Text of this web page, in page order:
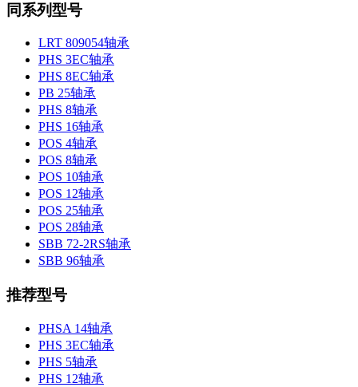
同系列型号
LRT 809054轴承
PHS 3EC轴承
PHS 8EC轴承
PB 25轴承
PHS 8轴承
PHS 16轴承
POS 4轴承
POS 8轴承
POS 10轴承
POS 12轴承
POS 25轴承
POS 28轴承
SBB 72-2RS轴承
SBB 96轴承
推荐型号
PHSA 14轴承
PHS 3EC轴承
PHS 5轴承
PHS 12轴承